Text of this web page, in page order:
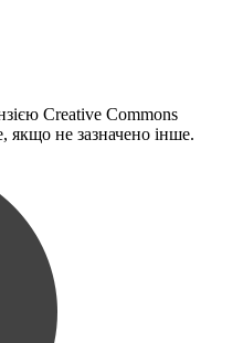
Creative Commons
якщо не зазначено інше.